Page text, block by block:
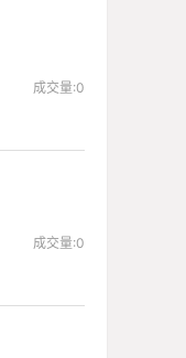
成交量:0
成交量:0